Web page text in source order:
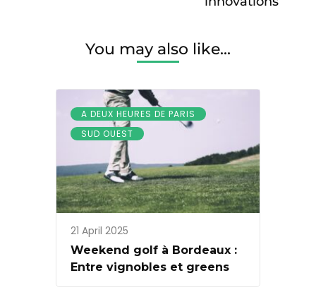
You may also like...
A DEUX HEURES DE PARIS
SUD OUEST
21 April 2025
Weekend golf à Bordeaux :
Entre vignobles et greens